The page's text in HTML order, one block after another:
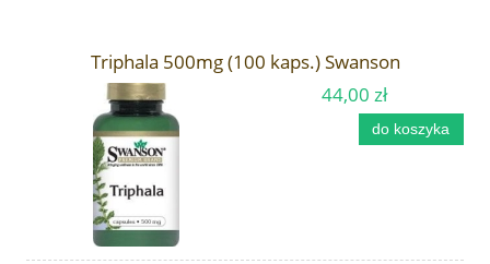
Triphala 500mg (100 kaps.) Swanson
44,00 zł
do koszyka